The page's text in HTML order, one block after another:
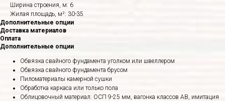
Ширина строения, м: 6
Жилая площадь, м²: 30-35
Дополнительные опции
Доставка материалов
Оплата
Дополнительные опции
Обвязка свайного фундамента уголком или швеллером
Обвязка свайного фундамента брусом
Пиломатериалы камерной сушки
Обработка каркаса или только пола
Облицовочный материал: ОСП 9-25 мм, вагонка классов АВ, имитация